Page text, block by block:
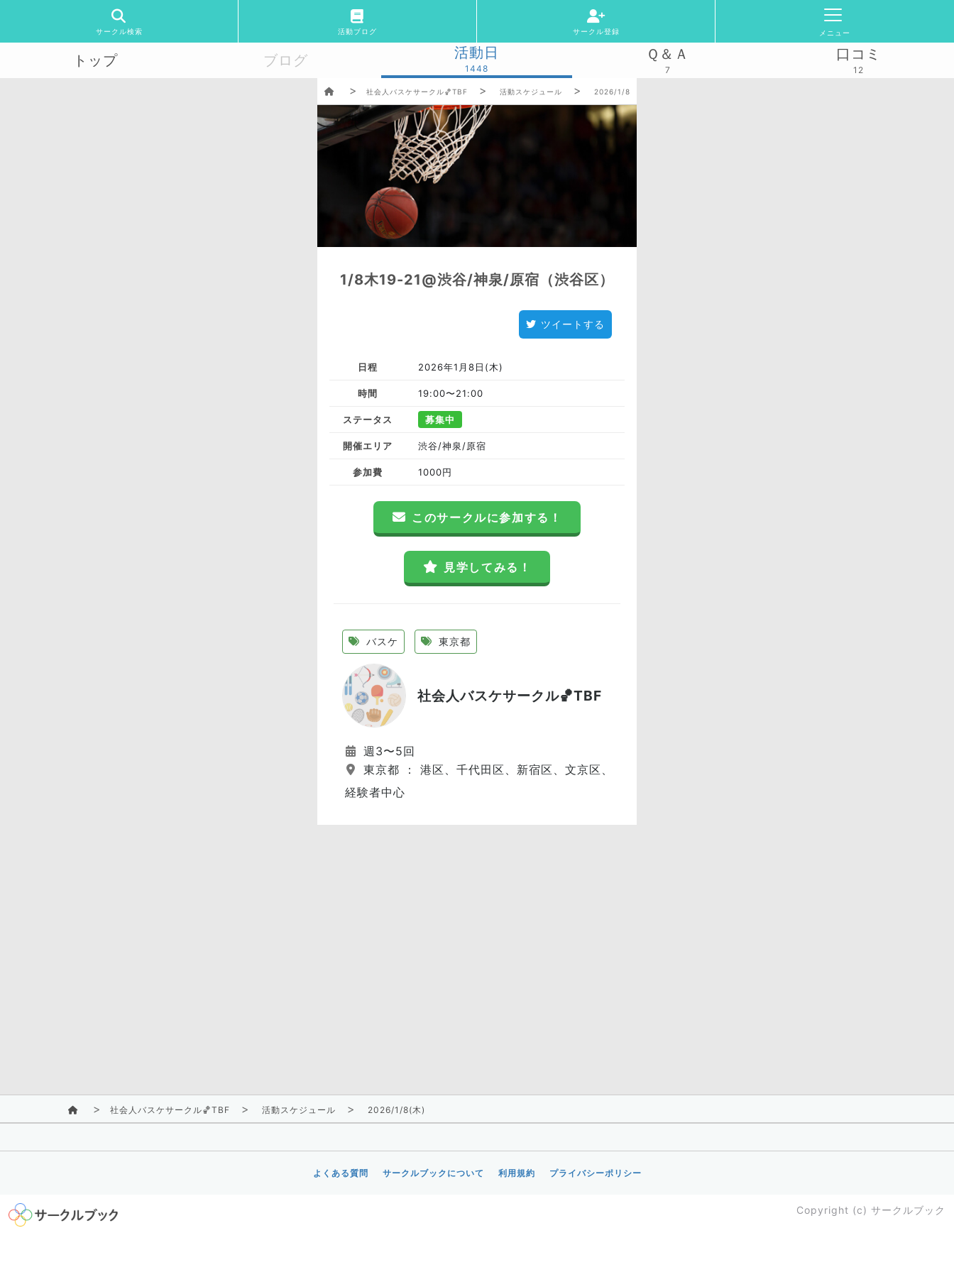
サークル検索 活動ブログ サークル登録 メニュー
トップ ブログ 活動日
1448
Ｑ＆Ａ
7
口コミ
12
社会人バスケサークル🏀TBF 活動スケジュール 2026/1/8(木)
1/8木19-21@渋谷/神泉/原宿（渋谷区）
ツイートする
日程 2026年1月8日(木)
時間 19:00〜21:00
ステータス 募集中
開催エリア 渋谷/神泉/原宿
参加費 1000円
このサークルに参加する！
見学してみる！
バスケ 東京都
社会人バスケサークル🏀TBF
週3〜5回
東京都 ： 港区、千代田区、新宿区、文京区、江戸川区
経験者中心
社会人バスケサークル🏀TBF 活動スケジュール 2026/1/8(木)
よくある質問 サークルブックについて 利用規約 プライバシーポリシー
Copyright (c) サークルブック